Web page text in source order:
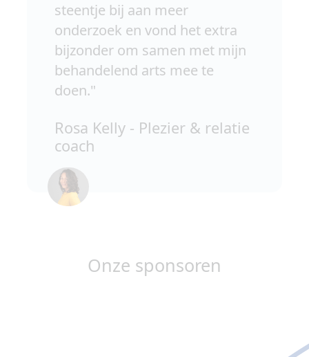
steentje bij aan meer
onderzoek en vond het extra
bijzonder om samen met mijn
behandelend arts mee te
doen."
Rosa Kelly - Plezier & relatie
coach
Onze sponsoren